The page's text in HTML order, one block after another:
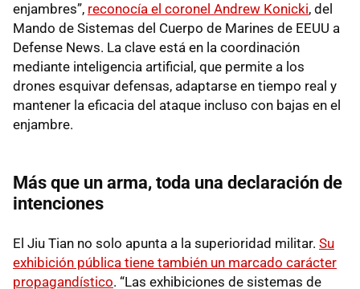
enjambres”, reconocía el coronel Andrew Konicki, del
Mando de Sistemas del Cuerpo de Marines de EEUU a
Defense News. La clave está en la coordinación
mediante inteligencia artificial, que permite a los
drones esquivar defensas, adaptarse en tiempo real y
mantener la eficacia del ataque incluso con bajas en el
enjambre.
Más que un arma, toda una declaración de
intenciones
El Jiu Tian no solo apunta a la superioridad militar. Su
exhibición pública tiene también un marcado carácter
propagandístico. “Las exhibiciones de sistemas de